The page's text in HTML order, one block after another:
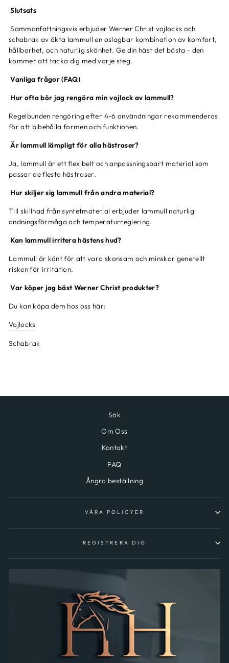
Slutsats
Sammanfattningsvis erbjuder Werner Christ vojlocks och
schabrak av äkta lammull en oslagbar kombination av komfort,
hållbarhet, och naturlig skönhet. Ge din häst det bästa - den
kommer att tacka dig med varje steg.
Vanliga frågor (FAQ)
Hur ofta bör jag rengöra min vojlock av lammull?
Regelbunden rengöring efter 4-6 användningar rekommenderas
för att bibehålla formen och funktionen.
Är lammull lämpligt för alla hästraser?
Ja, lammull är ett flexibelt och anpassningsbart material som
passar de flesta hästraser.
Hur skiljer sig lammull från andra material?
Till skillnad från syntetmaterial erbjuder lammull naturlig
andningsförmåga och temperaturreglering.
Kan lammull irritera hästens hud?
Lammull är känt för att vara skonsam och minskar generellt
risken för irritation.
Var köper jag bäst Werner Christ produkter?
Du kan köpa dem hos oss här:
Vojlocks
Schabrak
Sök
Om Oss
Kontakt
FAQ
Ångra beställning
VÅRA POLICYER
REGISTRERA DIG